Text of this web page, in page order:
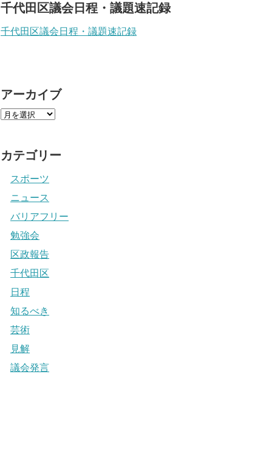
千代田区議会日程・議題速記録
千代田区議会日程・議題速記録
アーカイブ
カテゴリー
スポーツ
ニュース
バリアフリー
勉強会
区政報告
千代田区
日程
知るべき
芸術
見解
議会発言